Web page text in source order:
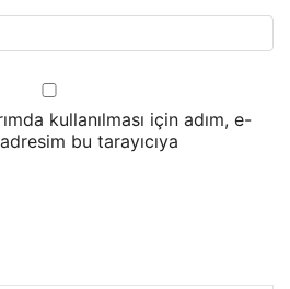
kullanılması için adım, e-
bu tarayıcıya